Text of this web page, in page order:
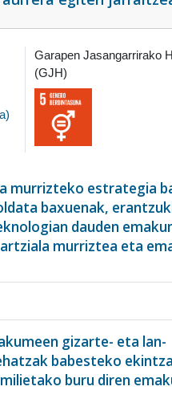
)
Garapen Jasangarrirako
(GJH)
murrizteko estrategia
baxuenak,
dauden
murriztea eta
gizarte- eta lan-
babesteko
buru diren